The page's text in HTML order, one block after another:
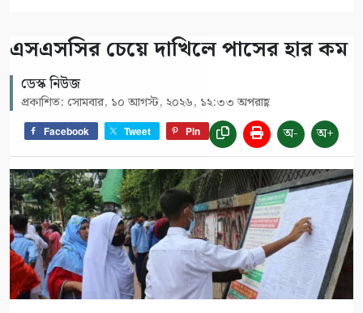
এসএসসির চেয়ে দাখিলে পাসের হার কম
ডেস্ক নিউজ
প্রকাশিত: সোমবার, ১০ আগস্ট, ২০২৬, ১২:৩৩ অপরাহ্ণ
Facebook Tweet Pin অ- অ+